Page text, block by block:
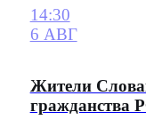
14:30
6 АВГ
Жители
гражданства